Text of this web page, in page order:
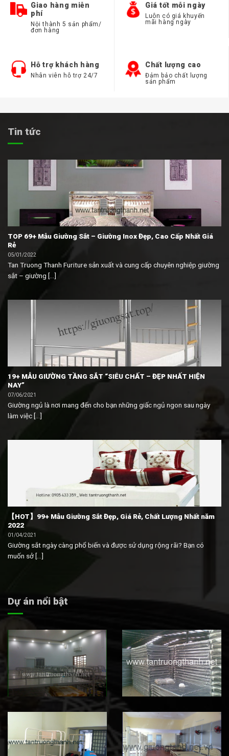
Giao hàng miễn
phí
Nội thành 5 sản phẩm/
đơn hàng
Giá tốt mỗi ngày
Luôn có giá khuyến
mãi hàng ngày
Hỗ trợ khách hàng
Nhân viên hỗ trợ 24/7
Chất lượng cao
Đảm bảo chất lượng
sản phẩm
Tin tức
TOP 69+ Mẫu Giường Sắt – Giường Inox Đẹp, Cao Cấp Nhất Giá
Rẻ
05/01/2022
Tan Truong Thanh Furiture sản xuất và cung cấp chuyên nghiệp giường
sắt – giường [...]
19+ MẪU GIƯỜNG TẦNG SẮT “SIÊU CHẤT – ĐẸP NHẤT HIỆN
NAY”
07/06/2021
Giường ngủ là nơi mang đến cho bạn những giấc ngủ ngon sau ngày
làm việc [...]
【HOT】99+ Mẫu Giường Sắt Đẹp, Giá Rẻ, Chất Lượng Nhất năm
2022
01/04/2021
Giường sắt ngày càng phổ biến và được sử dụng rộng rãi? Bạn có
muốn sở [...]
Dự án nổi bật